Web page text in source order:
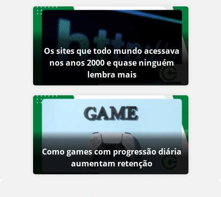
Os sites que todo mundo acessava
nos anos 2000 e quase ninguém
lembra mais
Como games com progressão diária
aumentam retenção